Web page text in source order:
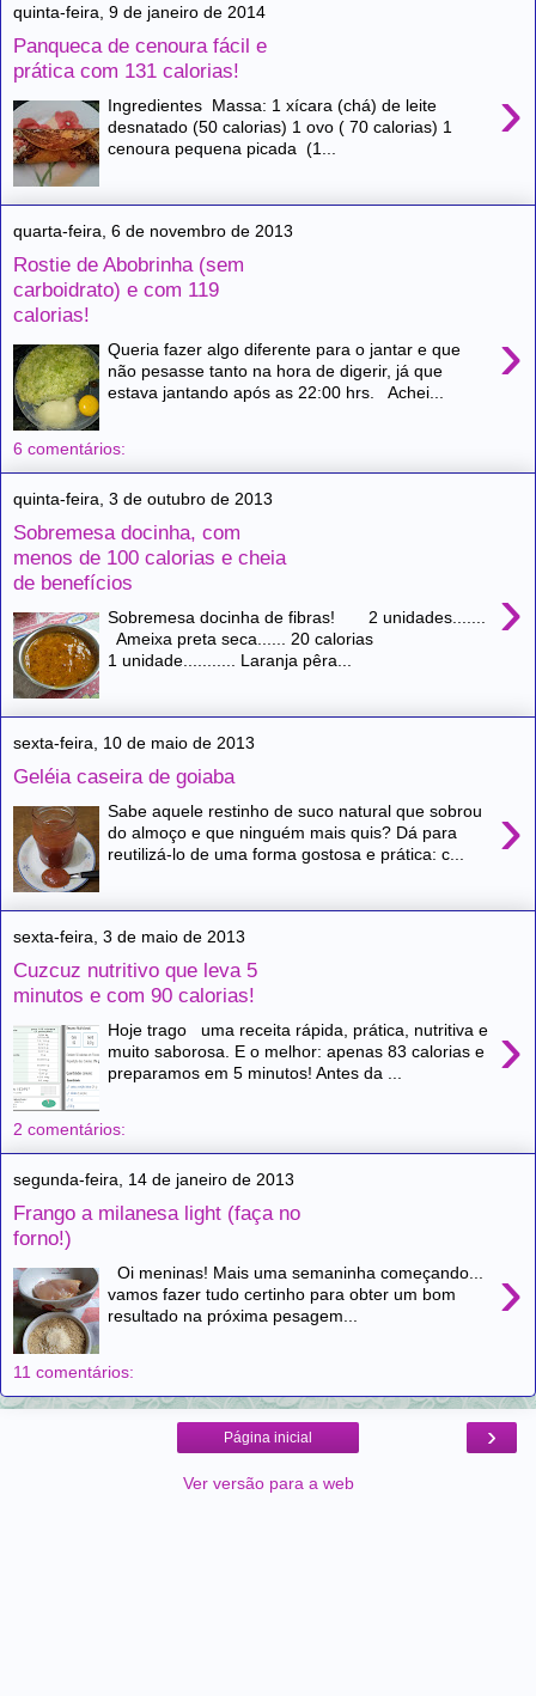
quinta-feira, 9 de janeiro de 2014
Panqueca de cenoura fácil e
prática com 131 calorias!
›
Ingredientes Massa: 1 xícara (chá) de leite
desnatado (50 calorias) 1 ovo ( 70 calorias) 1
cenoura pequena picada (1...
quarta-feira, 6 de novembro de 2013
Rostie de Abobrinha (sem
carboidrato) e com 119
calorias!
›
Queria fazer algo diferente para o jantar e que
não pesasse tanto na hora de digerir, já que
estava jantando após as 22:00 hrs. Achei...
6 comentários:
quinta-feira, 3 de outubro de 2013
Sobremesa docinha, com
menos de 100 calorias e cheia
de benefícios
›
Sobremesa docinha de fibras! 2 unidades.......
Ameixa preta seca...... 20 calorias
1 unidade........... Laranja pêra...
sexta-feira, 10 de maio de 2013
Geléia caseira de goiaba
›
Sabe aquele restinho de suco natural que sobrou
do almoço e que ninguém mais quis? Dá para
reutilizá-lo de uma forma gostosa e prática: c...
sexta-feira, 3 de maio de 2013
Cuzcuz nutritivo que leva 5
minutos e com 90 calorias!
›
Hoje trago uma receita rápida, prática, nutritiva e
muito saborosa. E o melhor: apenas 83 calorias e
preparamos em 5 minutos! Antes da ...
2 comentários:
segunda-feira, 14 de janeiro de 2013
Frango a milanesa light (faça no
forno!)
›
Oi meninas! Mais uma semaninha começando...
vamos fazer tudo certinho para obter um bom
resultado na próxima pesagem...
11 comentários:
›
Página inicial
Ver versão para a web